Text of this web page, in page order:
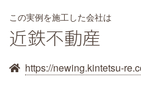
この実例を施工した会社は
近鉄不動産
https://newing.kintetsu-